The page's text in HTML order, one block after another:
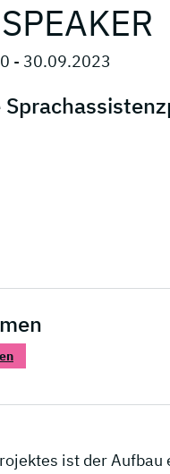
- 30.09.2023
ist der